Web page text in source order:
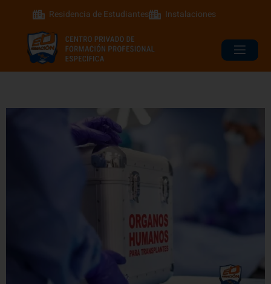
Residencia de Estudiantes Instalaciones